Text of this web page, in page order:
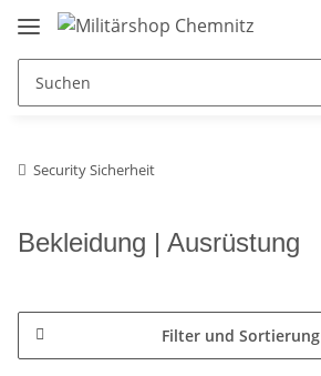
Security Sicherheit
Bekleidung | Ausrüstung
Filter und Sortierung